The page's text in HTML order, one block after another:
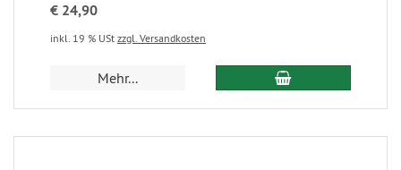
€ 24,90
inkl. 19 % USt zzgl. Versandkosten
Mehr...